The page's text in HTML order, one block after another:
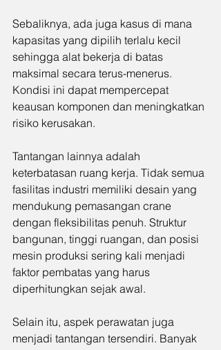
Sebaliknya, ada juga kasus di mana
kapasitas yang dipilih terlalu kecil
sehingga alat bekerja di batas
maksimal secara terus-menerus.
Kondisi ini dapat mempercepat
keausan komponen dan meningkatkan
risiko kerusakan.
Tantangan lainnya adalah
keterbatasan ruang kerja. Tidak semua
fasilitas industri memiliki desain yang
mendukung pemasangan crane
dengan fleksibilitas penuh. Struktur
bangunan, tinggi ruangan, dan posisi
mesin produksi sering kali menjadi
faktor pembatas yang harus
diperhitungkan sejak awal.
Selain itu, aspek perawatan juga
menjadi tantangan tersendiri. Banyak